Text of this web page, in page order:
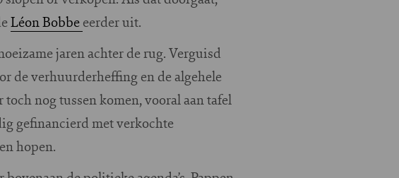
Léon Bobbeeerder uit.
jaren achter de rug. Verguisd
de verhuurderheffing en de algehele
nog tussen komen, vooral aan tafel
gefinancierd met verkochte
hopen.